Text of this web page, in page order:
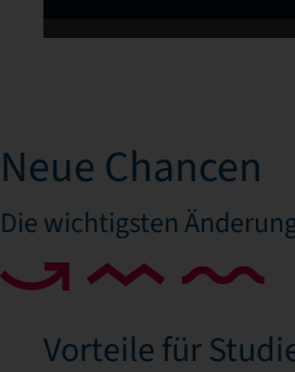
Neue Chancen
Die wichtigsten
Vorteile für